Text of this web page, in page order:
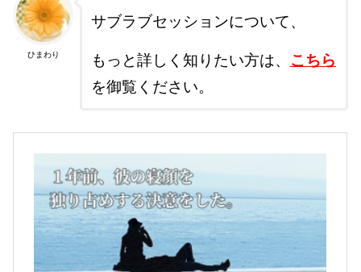
ひまわり
サブラブセッションについて、
もっと詳しく知りたい方は、 こちら
を御覧ください。